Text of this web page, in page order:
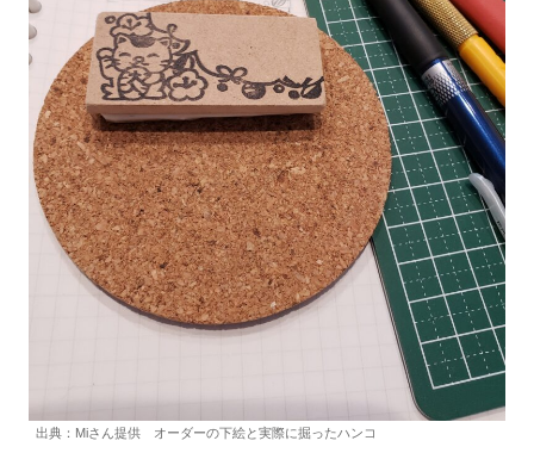
出典：Miさん提供 オーダーの下絵と実際に掘ったハンコ